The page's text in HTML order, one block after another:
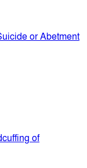
or Abetment
of